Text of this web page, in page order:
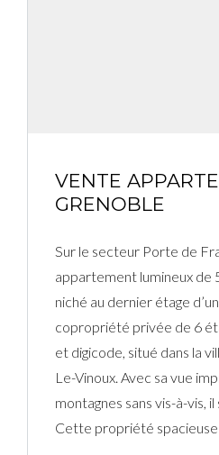
VENTE
GRENOBLE
Sur le secteur Porte de
appartement lumineux de
niché au dernier étage
copropriété privée de 6
et digicode, situé dans la
Le-Vinoux. Avec sa vue
montagnes sans vis-à-vis,
Cette propriété